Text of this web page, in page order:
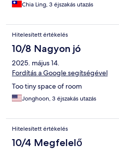
Chia Ling, 3 éjszakás utazás
Hitelesített értékelés
10/8 Nagyon jó
2025. május 14.
Fordítás a Google segítségével
Too tiny space of room
Jonghoon, 3 éjszakás utazás
Hitelesített értékelés
10/4 Megfelelő